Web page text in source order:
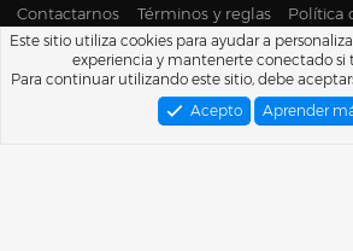
Contactarnos Términos y reglas
Política
Ayuda
Portal
R
S
S
Community platform by XenForo® © 2010-2026
XenFacil.com. © 2010-2019
Este sitio utiliza cookies para ayudar a
experiencia y mantenerte conectado si
Para continuar utilizando este sitio, debe
Acepto
Aprender